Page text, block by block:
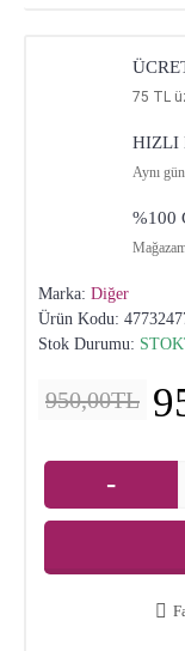
75 TL
HIZLI
Aynı
%100
Marka: Diğer
Ürün Kodu:
Stok Durumu:
950,00TL
-